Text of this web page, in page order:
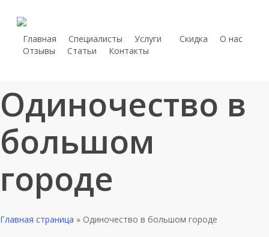
content
Главная Специалисты Услуги Скидка
О нас
Отзывы
Статьи Контакты
Одиночество в
большом
городе
Главная страница » Одиночество в большом городе